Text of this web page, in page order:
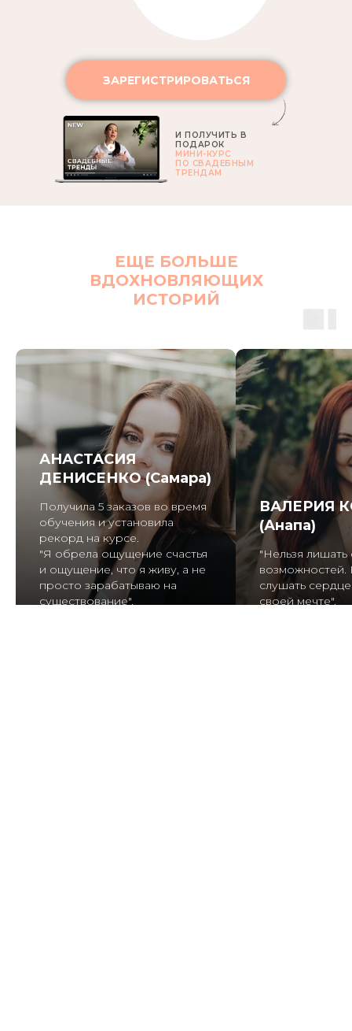
ЗАРЕГИСТРИРОВАТЬСЯ
И ПОЛУЧИТЬ В
ПОДАРОК
МИНИ-КУРС
ПО СВАДЕБНЫМ
ТРЕНДАМ
ЕЩЕ БОЛЬШЕ
ВДОХНОВЛЯЮЩИХ
ИСТОРИЙ
АНАСТАСИЯ
ДЕНИСЕНКО (Самара)
Получила 5 заказов во время
обучения и установила
рекорд на курсе.
"Я обрела ощущение счастья
и ощущение, что я живу, а не
просто зарабатываю на
существование".
ВАЛЕРИЯ
(Анапа)
"Нельзя лишать
возможностей.
слушать
своей мечте".